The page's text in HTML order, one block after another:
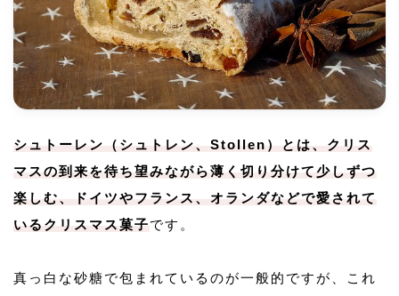
シュトーレン（シュトレン、Stollen）とは、クリス
マスの到来を待ち望みながら薄く切り分けて少しずつ
楽しむ、ドイツやフランス、オランダなどで愛されて
いるクリスマス菓子です。
真っ白な砂糖で包まれているのが一般的ですが、これ